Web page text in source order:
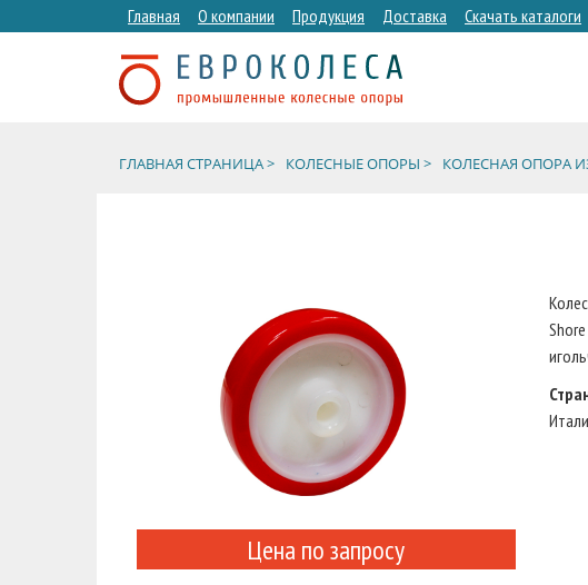
Главная О компании Продукция Доставка Скачать каталоги
ГЛАВНАЯ СТРАНИЦА > КОЛЕСНЫЕ ОПОРЫ > КОЛЕСНАЯ ОПОРА
Цена по запросу